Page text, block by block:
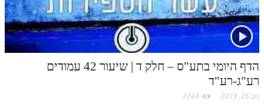
הדף היומי בתע"ס – חלק ד | שיעור 42 עמודים
רע"ג-רע"ד
נוב 26, 2019 2244